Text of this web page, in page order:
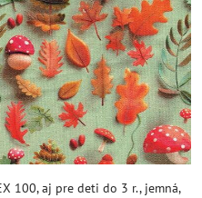
100, aj pre deti do 3 r., jemná,